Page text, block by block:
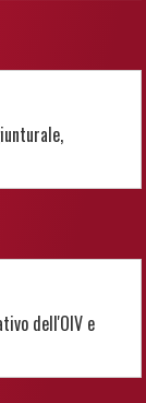
dell'OIV e